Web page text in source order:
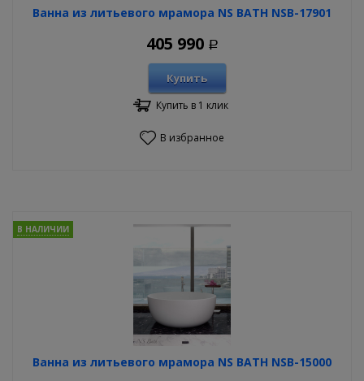
Ванна из литьевого мрамора NS BATH NSB-17901
405 990 Р
Купить
Купить в 1 клик
В избранное
Ванна из литьевого мрамора NS BATH NSB-15000
В НАЛИЧИИ